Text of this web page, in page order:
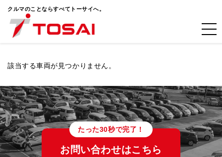
クルマのことならすべてトーサイへ。
該当する車両が見つかりません。
たった30秒で完了！
お問い合わせはこちら